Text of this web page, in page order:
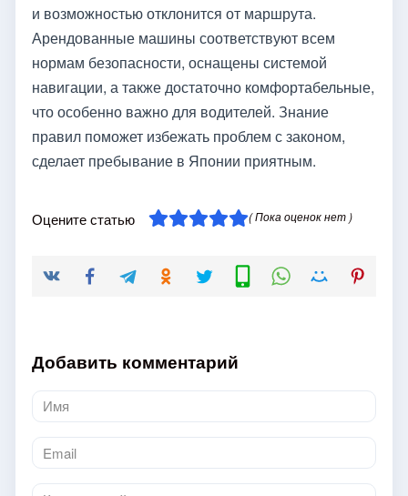
и возможностью отклонится от маршрута.
Арендованные машины соответствуют всем
нормам безопасности, оснащены системой
навигации, а также достаточно комфортабельные,
что особенно важно для водителей. Знание
правил поможет избежать проблем с законом,
сделает пребывание в Японии приятным.
Оцените статью ( Пока оценок нет )
Добавить комментарий
Имя
*
Email
*
Комментарий